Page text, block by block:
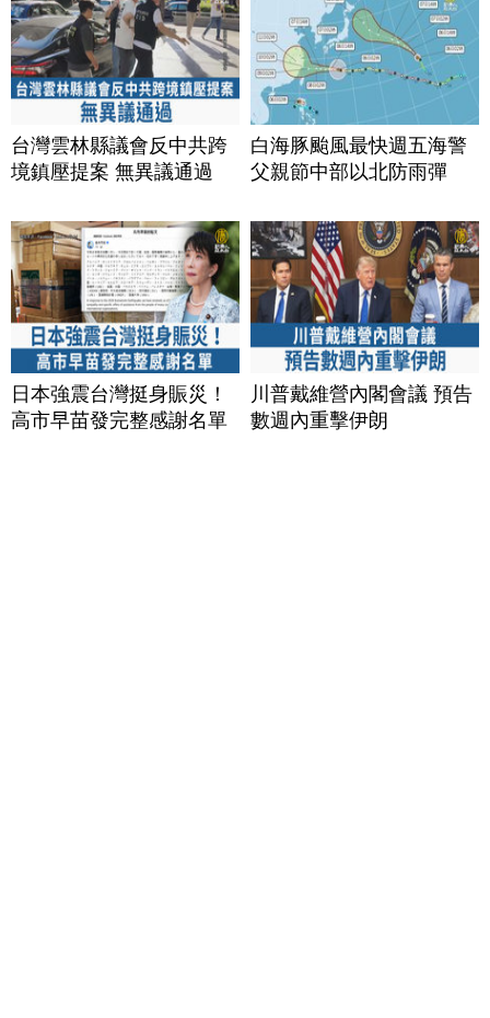
台灣雲林縣議會反中共跨
境鎮壓提案 無異議通過
白海豚颱風最快週五海警
父親節中部以北防雨彈
日本強震台灣挺身賑災！
高市早苗發完整感謝名單
川普戴維營內閣會議 預告
數週內重擊伊朗